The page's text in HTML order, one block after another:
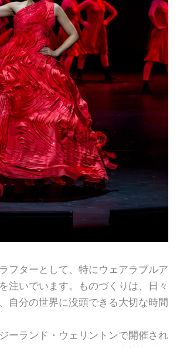
フターとして、特にウェアラブルア
注いでいます。ものづくりは、日々
自分の世界に没頭できる大切な時間
ーランド・ウェリントンで開催され